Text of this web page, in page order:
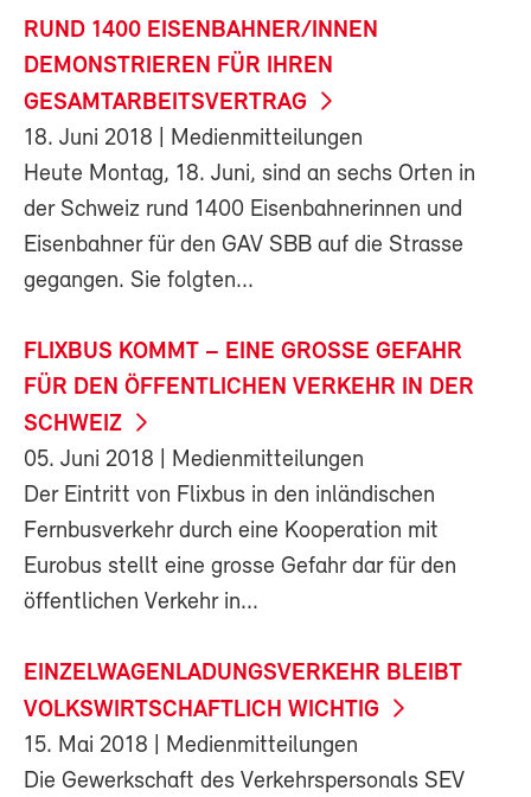
RUND 1400 EISENBAHNER/INNEN
DEMONSTRIEREN FÜR IHREN
GESAMTARBEITSVERTRAG
18. Juni 2018 | Medienmitteilungen
Heute Montag, 18. Juni, sind an sechs Orten in
der Schweiz rund 1400 Eisenbahnerinnen und
Eisenbahner für den GAV SBB auf die Strasse
gegangen. Sie folgten...
FLIXBUS KOMMT – EINE GROSSE GEFAHR
FÜR DEN ÖFFENTLICHEN VERKEHR IN DER
SCHWEIZ
05. Juni 2018 | Medienmitteilungen
Der Eintritt von Flixbus in den inländischen
Fernbusverkehr durch eine Kooperation mit
Eurobus stellt eine grosse Gefahr dar für den
öffentlichen Verkehr in...
EINZELWAGENLADUNGSVERKEHR BLEIBT
VOLKSWIRTSCHAFTLICH WICHTIG
15. Mai 2018 | Medienmitteilungen
Die Gewerkschaft des Verkehrspersonals SEV